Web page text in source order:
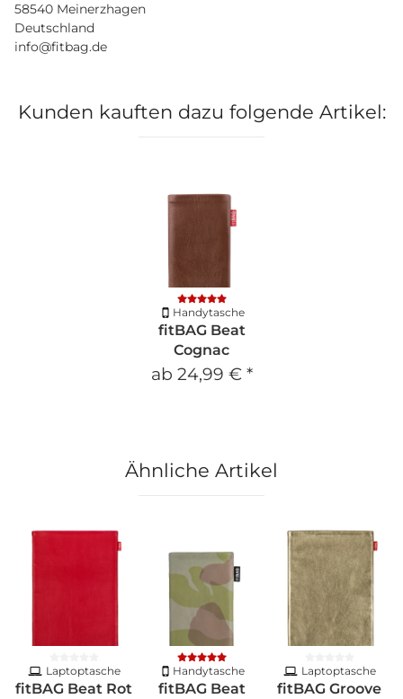
58540 Meinerzhagen
Deutschland
info@fitbag.de
Kunden kauften dazu folgende Artikel:
Handytasche
fitBAG Beat
Cognac
ab 24,99 € *
Ähnliche Artikel
Laptoptasche
fitBAG Beat Rot
Handytasche
fitBAG Beat
Laptoptasche
fitBAG Groove